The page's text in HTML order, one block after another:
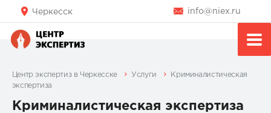
Черкесск info@niex.ru
Центр экспертиз в Черкесске Услуги
Криминалистическая
экспертиза
Криминалистическая экспертиза